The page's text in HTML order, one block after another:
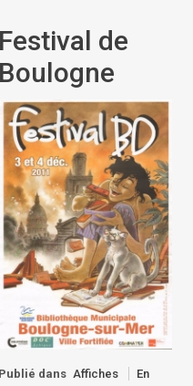
Festival de
Boulogne
Publié dans Affiches
En